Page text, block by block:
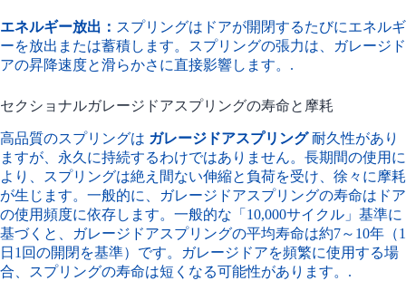
エネルギー放出： スプリングはドアが開閉するたびにエネルギ
ーを放出または蓄積します。スプリングの張力は、ガレージド
アの昇降速度と滑らかさに直接影響します。.
セクショナルガレージドアスプリングの寿命と摩耗
高品質のスプリングは ガレージドアスプリング耐久性があり
ますが、永久に持続するわけではありません。長期間の使用に
より、スプリングは絶え間ない伸縮と負荷を受け、徐々に摩耗
が生じます。一般的に、ガレージドアスプリングの寿命はドア
の使用頻度に依存します。一般的な「10,000サイクル」基準に
基づくと、ガレージドアスプリングの平均寿命は約7～10年（1
日1回の開閉を基準）です。ガレージドアを頻繁に使用する場
合、スプリングの寿命は短くなる可能性があります。.